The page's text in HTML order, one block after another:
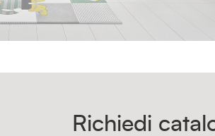
Richiedi